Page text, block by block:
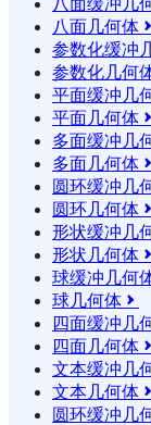
八面缓冲几
八面几何体 
参数化缓冲
参数化几何
平面缓冲几
平面几何体 
多面缓冲几
多面几何体 
圆环缓冲几
圆环几何体 
形状缓冲几
形状几何体 
球缓冲几何
球几何体 
四面缓冲几
四面几何体 
文本缓冲几
文本几何体 
圆环缓冲几